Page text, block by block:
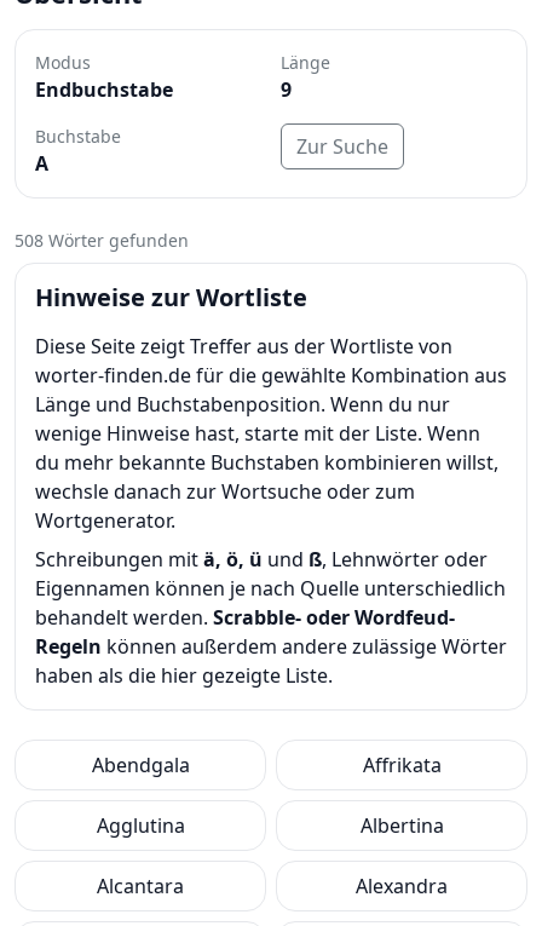
Modus
Endbuchstabe
Länge
9
Buchstabe
A
Zur Suche
508 Wörter gefunden
Hinweise zur Wortliste
Diese Seite zeigt Treffer aus der Wortliste von
worter-finden.de für die gewählte Kombination aus
Länge und Buchstabenposition. Wenn du nur
wenige Hinweise hast, starte mit der Liste. Wenn
du mehr bekannte Buchstaben kombinieren willst,
wechsle danach zur Wortsuche oder zum
Wortgenerator.
Schreibungen mitä, ö, ü und ß, Lehnwörter oder
Eigennamen können je nach Quelle unterschiedlich
behandelt werden. Scrabble- oder Wordfeud-
Regeln können außerdem andere zulässige Wörter
haben als die hier gezeigte Liste.
Abendgala Affrikata
Agglutina Albertina
Alcantara Alexandra